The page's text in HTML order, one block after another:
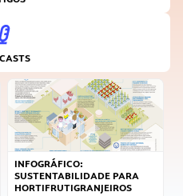
INFOGRÁFICO:
SUSTENTABILIDADE PARA
HORTIFRUTIGRANJEIROS